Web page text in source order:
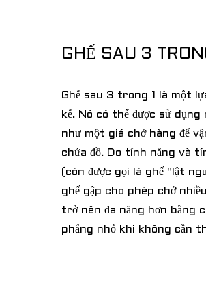
GHẾ SAU 3
Ghế sau 3 trong 1 là một
kế. Nó có thể được sử
như một giá chở hàng để
chứa đồ. Do tính năng và
(còn được gọi là ghế "lật
ghế gập cho phép chở
trở nên đa năng hơn bằng
phẳng nhỏ khi không cần